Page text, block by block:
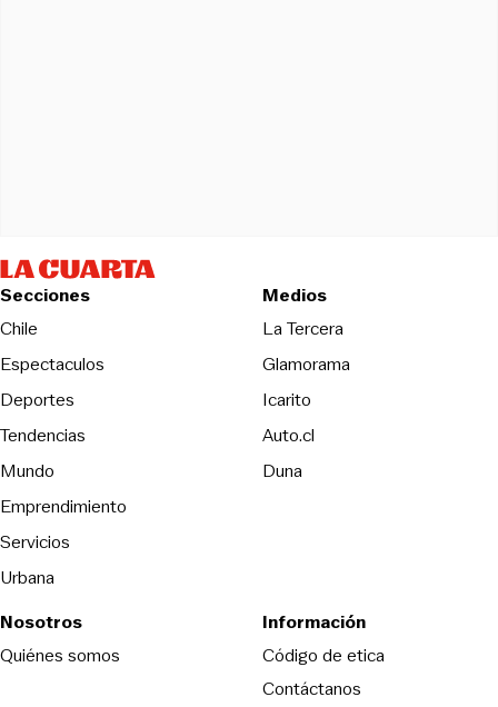
Secciones
Chile
Espectaculos
Deportes
Tendencias
Mundo
Emprendimiento
Servicios
Urbana
Medios
La TerceraOpens in new
Glamorama
Icarito
Auto.cl
DunaOpens in new window
Nosotros
Quiénes somos
Información
Código de eticaOpens in new
Contáctanos